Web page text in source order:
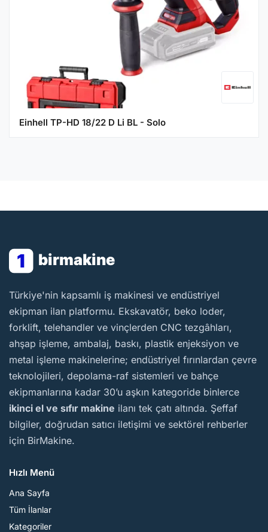
Einhell TP-HD 18/22 D Li BL - Solo
1 birmakine
BirMakine
Türkiye'nin kapsamlı iş makinesi ve endüstriyel
ekipman ilan platformu. Ekskavatör, beko loder,
forklift, telehandler ve vinçlerden CNC tezgâhları,
ahşap işleme, ambalaj, baskı, plastik enjeksiyon ve
metal işleme makinelerine; endüstriyel fırınlardan çevre
teknolojileri, depolama-raf sistemleri ve bahçe
ekipmanlarına kadar 30’u aşkın kategoride binlerce
ikinci el ve sıfır makine ilanı tek çatı altında. Şeffaf
bilgiler, doğrudan satıcı iletişimi ve sektörel rehberler
için BirMakine.
Hızlı Menü
Ana Sayfa
Tüm İlanlar
Kategoriler